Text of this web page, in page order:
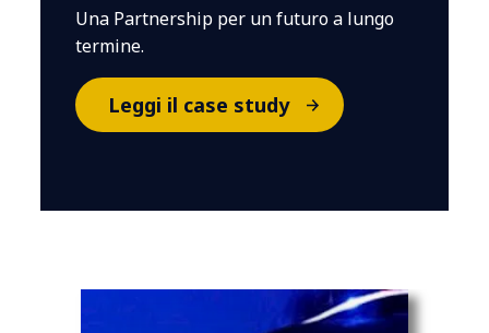
Una Partnership per un futuro a lungo
termine.
Leggi il case study